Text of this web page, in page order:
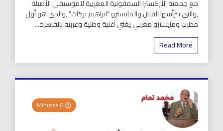
مع جمعية الأركسترا السمفونية المغربية للموسيقى الأصيلة
,والتي يترأسها الفنان والمايسترو “ابراهيم بركات” ,والدي هو أول
مطرب ومايسترو مغربي يغني أغنية وطنية وعربية بالقاهرة...
Read More